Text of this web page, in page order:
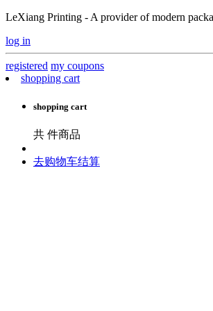
LeXiang Printing - A provider of modern
log in
registered my coupons
shopping cart
shopping cart
共 件商品
去购物车结算